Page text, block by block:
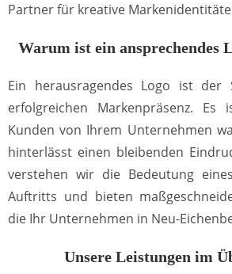
Partner für kreative
Warum ist ein ansprechendes
Ein herausragendes Logo ist der
erfolgreichen Markenpräsenz.
Kunden von Ihrem Unternehmen
hinterlässt einen bleibenden
verstehen wir die Bedeutung
Auftritts und bieten
die Ihr Unternehmen in Neu-
Unsere Leistungen im